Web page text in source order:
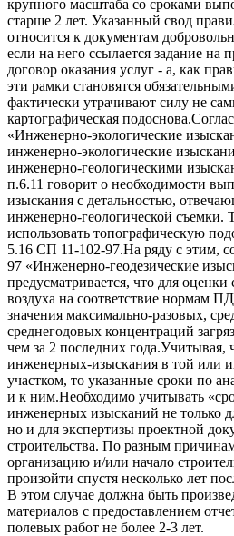
крупного масштаба со сроками
старше 2 лет. Указанный свод
относится к документам
если на него ссылается задание на
договор оказания услуг - а, как
эти рамки становятся
фактически утрачивают силу не
картографическая
«Инженерно-экологические
инженерно-экологические
инженерно-геологическими
п.6.11 говорит о необходимости
изыскания с детальностью,
инженерно-геологической съемки.
использовать топографическую
5.16 СП 11-102-97.На ряду с этим,
97 «Инженерно-геодезические
предусматривается, что для оценки
воздуха на соответствие нормам
значения максимально-разовых,
среднегодовых концентраций
чем за 2 последних года.Учитывая,
инженерных-изыскания в той или
участком, то указанные сроки по
и к ним.Необходимо учитывать
инженерных изысканий не только
но и для экспертизы проектной
строительства. По разным
организацию и/или начало
произойти спустя несколько лет
В этом случае должна быть
материалов с предоставлением
полевых работ не более 2-3 лет.